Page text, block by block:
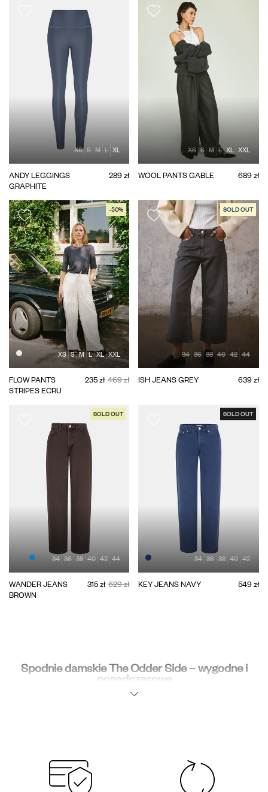
XS S M L XL
ANDY LEGGINGS
GRAPHITE
289 zł
XS S M L XL XXL
WOOL PANTS GABLE 689 zł
XS S M L XL XXL
-50%
FLOW PANTS
STRIPES ECRU
235 zł 469 zł
34 36 38 40 42 44
SOLD OUT
ISH JEANS GREY 639 zł
34 36 38 40 42 44
SOLD OUT
WANDER JEANS
BROWN
315 zł 629 zł
34 36 38 40 42
SOLD OUT
KEY JEANS NAVY 549 zł
Spodnie damskie The Odder Side – wygodne i
ponadczasowe
Spodnie często otwierają codzienną opowieść – to po nie sięgasz, kiedy
kolejne sezony. W ofercie znajdziesz zarówno ponadczasowe klasyki, jak i
fasony, które płynnie wpisują się w codzienny styl życia. Spodnie dostępne
są online i w naszych butikach – czasami możesz trafić na ostatnie sztuki,